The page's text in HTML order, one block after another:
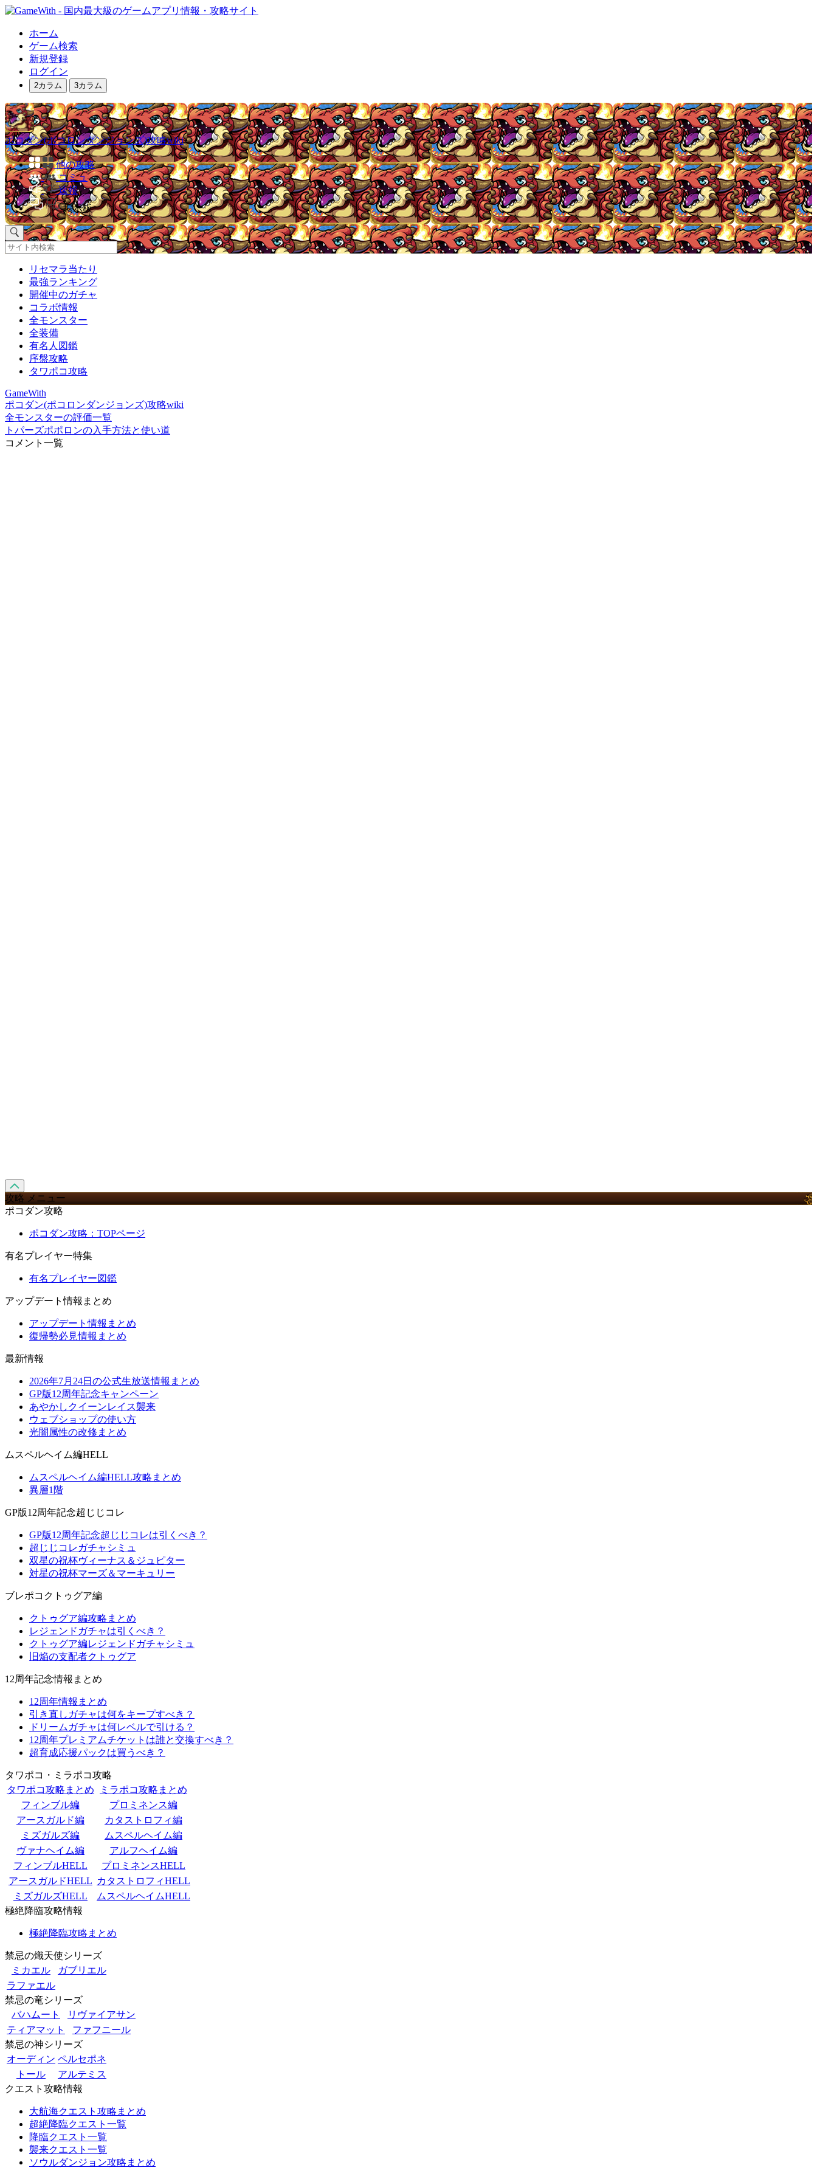
ホーム
ゲーム検索
新規登録
ログイン
2カラム 3カラム
ポコダン(ポコロンダンジョンズ)攻略wiki
他の攻略
コミュ
速報
掲示板
リセマラ当たり
最強ランキング
開催中のガチャ
コラボ情報
全モンスター
全装備
有名人図鑑
序盤攻略
タワポコ攻略
GameWith
ポコダン(ポコロンダンジョンズ)攻略wiki
全モンスターの評価一覧
トパーズポポロンの入手方法と使い道
コメント一覧
攻略 メニュー
ポコダン攻略
ポコダン攻略：TOPページ
有名プレイヤー特集
有名プレイヤー図鑑
アップデート情報まとめ
アップデート情報まとめ
復帰勢必見情報まとめ
最新情報
2026年7月24日の公式生放送情報まとめ
GP版12周年記念キャンペーン
あやかしクイーンレイス襲来
ウェブショップの使い方
光闇属性の改修まとめ
ムスペルヘイム編HELL
ムスペルヘイム編HELL攻略まとめ
異層1階
GP版12周年記念超じじコレ
GP版12周年記念超じじコレは引くべき？
超じじコレガチャシミュ
双星の祝杯ヴィーナス＆ジュピター
対星の祝杯マーズ＆マーキュリー
ブレポコクトゥグア編
クトゥグア編攻略まとめ
レジェンドガチャは引くべき？
クトゥグア編レジェンドガチャシミュ
旧焔の支配者クトゥグア
12周年記念情報まとめ
12周年情報まとめ
引き直しガチャは何をキープすべき？
ドリームガチャは何レベルで引ける？
12周年プレミアムチケットは誰と交換すべき？
超育成応援パックは買うべき？
タワポコ・ミラポコ攻略
タワポコ攻略まとめ
ミラポコ攻略まとめ
フィンブル編
プロミネンス編
アースガルド編
カタストロフィ編
ミズガルズ編
ムスペルヘイム編
ヴァナヘイム編
アルフヘイム編
フィンブルHELL
プロミネンスHELL
アースガルドHELL カタストロフィHELL
ミズガルズHELL
ムスペルヘイムHELL
極絶降臨攻略情報
極絶降臨攻略まとめ
禁忌の熾天使シリーズ
ミカエル
ガブリエル
ラファエル
禁忌の竜シリーズ
バハムート
リヴァイアサン
ティアマット
ファフニール
禁忌の神シリーズ
オーディン ペルセポネ
トール
アルテミス
クエスト攻略情報
大航海クエスト攻略まとめ
超絶降臨クエスト一覧
降臨クエスト一覧
襲来クエスト一覧
ソウルダンジョン攻略まとめ